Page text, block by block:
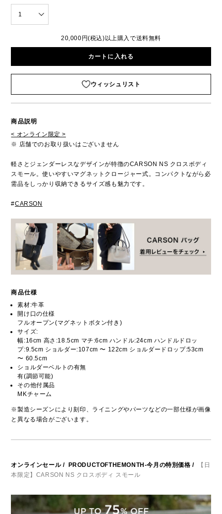
1
20,000円(税込)以上購入で送料無料
カートに入れる
ウィッシュリスト
商品説明
< オンライン限定 >
※ 店舗でのお取り扱いはございません
軽さとジェンダーレスなデザインが特徴のCARSON NS クロスボディ
スモール。使いやすいマグネットクロージャー式。コンパクトながら必
需品をしっかり収納できるサイズ感も魅力です。
#CARSON
商品仕様
素材:牛革
開け口の仕様
フルオープン(マグネットボタン付き)
サイズ:
幅:16cm 高さ:18.5cm マチ:6cm ハンドル:24cm ハンドルドロッ
プ:9.5cm ショルダー:107cm 〜 122cm ショルダードロップ:53cm
〜 60.5cm
ショルダーベルトの有無
有(調節可能)
その他付属品
MKチャーム
※製造シーズンにより刻印、ライニングやパーツなどの一部仕様が画像
と異なる場合がございます。
オンラインセール/ PRODUCTOFTHEMONTH-今月の特別価格 /
【日
本限定】CARSON NS クロスボディ スモール